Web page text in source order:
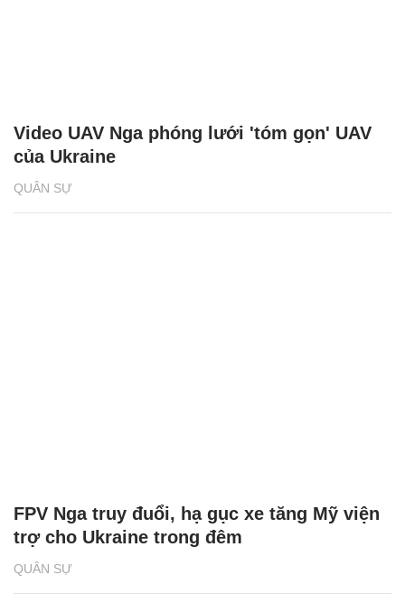
QUÂN SỰ
Video UAV Nga phóng lưới 'tóm gọn' UAV
của Ukraine
QUÂN SỰ
FPV Nga truy đuổi, hạ gục xe tăng Mỹ viện
trợ cho Ukraine trong đêm